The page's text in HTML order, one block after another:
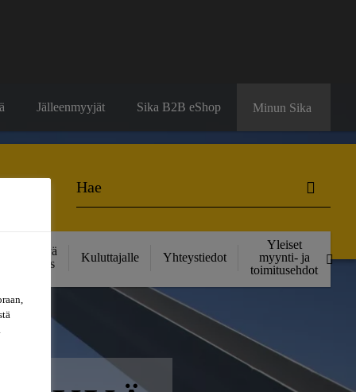
Jälleenmyyjät Sika B2B eShop Minun Sika
Kestävä
kehitys
Kuluttajalle Yhteystiedot
Yleiset
myynti- ja
toimitusehdot